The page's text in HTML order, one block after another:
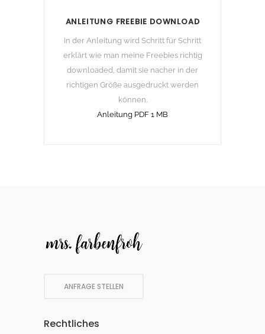
ANLEITUNG FREEBIE DOWNLOAD
In der Anleitung wird Schritt für Schritt
erklärt wie man meine Freebies richtig
downloaded, damit sie nacher in der
richtigen Größe ausgedruckt werden
können.
Anleitung PDF 1 MB
ANFRAGE STELLEN
Rechtliches